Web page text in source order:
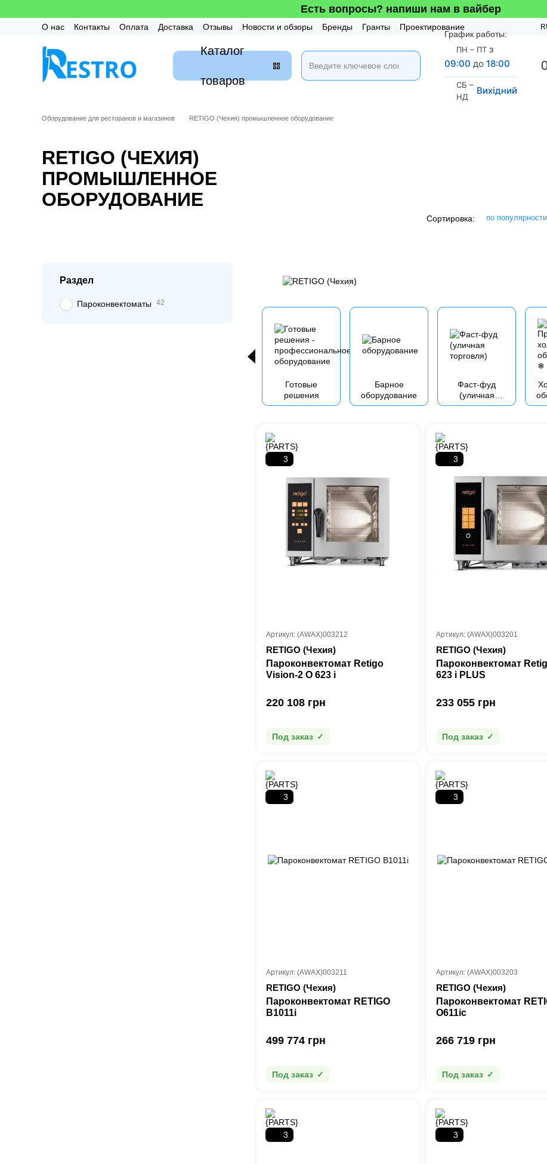
Есть вопросы? напиши нам в вайбер
О нас Контакты Оплата Доставка Отзывы Новости и обзоры Бренды Гранты
Проектирование
Каталог
товаров
График работы:
ПН – ПТ з
09:00 до 18:00
СБ –
НД
Вихідний
Оборудование для ресторанов и магазинов RETIGO (Чехия) промышленное оборудование
RETIGO (ЧЕХИЯ)
ПРОМЫШЛЕННОЕ
ОБОРУДОВАНИЕ
Сортировка: по популярности
Готовые
решения
Барное
оборудование
Фаст-фуд
(уличная
торговля)
3
Артикул: (AWAX)003212
RETIGO (Чехия)
Пароконвектомат Retigo
Vision-2 O 623 i
220 108 грн
Под заказ
3
Артикул: (AWAX)003201
RETIGO (Чехия)
Пароконвектомат
623 i PLUS
233 055 грн
Под заказ
3
Артикул: (AWAX)003211
RETIGO (Чехия)
Пароконвектомат RETIGO
B1011i
499 774 грн
Под заказ
3
Артикул: (AWAX)003203
RETIGO (Чехия)
Пароконвектомат
О611ic
266 719 грн
Под заказ
3 3
Раздел
Пароконвектоматы 42